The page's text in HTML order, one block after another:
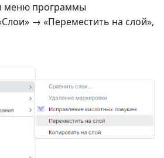
меню программы
→ «Переместить на слой»,